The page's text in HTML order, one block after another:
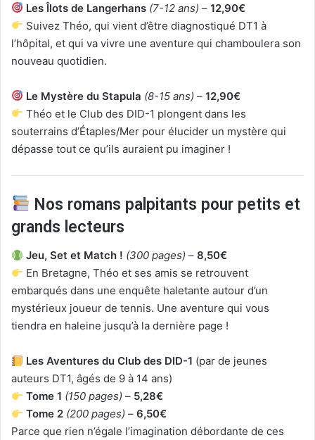
Les Îlots de Langerhans (7-12 ans) –12,90€
Suivez Théo, qui vient d’être diagnostiqué DT1 à
l’hôpital, et qui va vivre une aventure qui chamboulera son
nouveau quotidien.
Le Mystère du Stapula (8-15 ans) –12,90€
Théo et le Club des DID-1 plongent dans les
souterrains d’Étaples/Mer pour élucider un mystère qui
dépasse tout ce qu’ils auraient pu imaginer !
Nos romans palpitants pour petits et
grands lecteurs
Jeu, Set et Match ! (300 pages) –8,50€
En Bretagne, Théo et ses amis se retrouvent
embarqués dans une enquête haletante autour d’un
mystérieux joueur de tennis. Une aventure qui vous
tiendra en haleine jusqu’à la dernière page !
Les Aventures du Club des DID-1 (par de jeunes
auteurs DT1, âgés de 9 à 14 ans)
Tome 1 (150 pages) – 5,28€
Tome 2 (200 pages) –6,50€
Parce que rien n’égale l’imagination débordante de ces